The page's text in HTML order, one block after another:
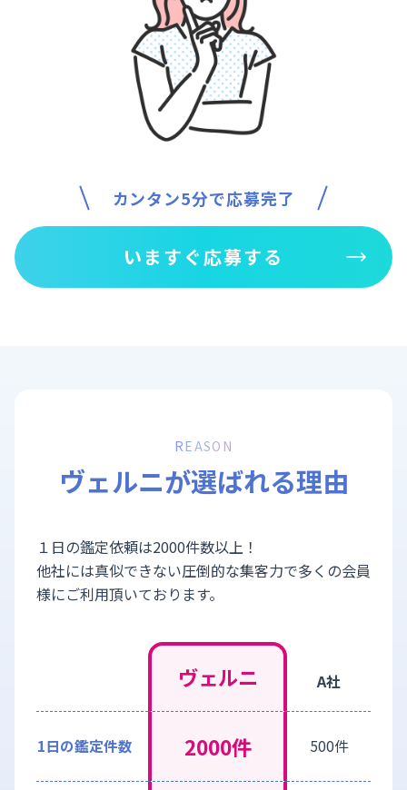
カンタン5分で応募完了
いますぐ応募する
REASON
ヴェルニが選ばれる理由
１日の鑑定依頼は2000件数以上！
他社には真似できない圧倒的な集客力で多くの会員
様にご利用頂いております。
ヴェルニ A社
1日の鑑定件数 2000件 500件